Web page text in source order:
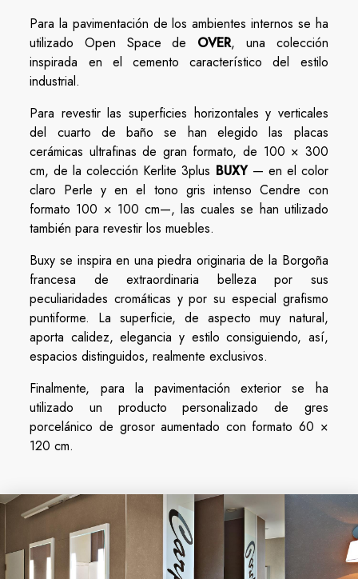
Para la pavimentación de los ambientes internos se ha
utilizado Open Space de OVER, una colección
inspirada en el cemento característico del estilo
industrial.
Para revestir las superficies horizontales y verticales
del cuarto de baño se han elegido las placas
cerámicas ultrafinas de gran formato, de 100 × 300
cm, de la colección Kerlite 3plus BUXY— en el color
claro Perle y en el tono gris intenso Cendre con
formato 100 × 100 cm—, las cuales se han utilizado
también para revestir los muebles.
Buxy se inspira en una piedra originaria de la Borgoña
francesa de extraordinaria belleza por sus
peculiaridades cromáticas y por su especial grafismo
puntiforme. La superficie, de aspecto muy natural,
aporta calidez, elegancia y estilo consiguiendo, así,
espacios distinguidos, realmente exclusivos.
Finalmente, para la pavimentación exterior se ha
utilizado un producto personalizado de gres
porcelánico de grosor aumentado con formato 60 ×
120 cm.